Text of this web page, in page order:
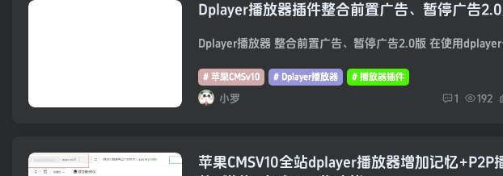
Dplayer播放器插件整合前置广告、暂停广告
Dplayer播放器
# 苹果CMSv10 # Dplayer播放器 # 播放器插件
小罗 1 192
苹果CMSV10全站dplayer播放器增加记忆+P2P